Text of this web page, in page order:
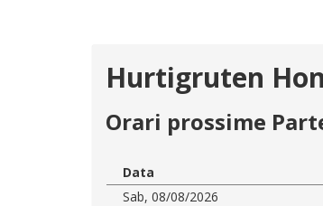
Hurtigruten
Orari prossime
Data
Sab, 08/08/2026